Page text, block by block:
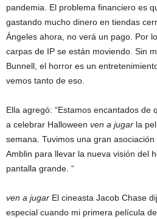
pandemia. El problema financiero es
gastando mucho dinero en tiendas
Ángeles ahora, no verá un pago. Por
carpas de IP se están moviendo. Sin
Bunnell, el horror es un
vemos tanto de eso.
Ella agregó: “Estamos encantados de
a celebrar Halloween ven a jugar la
semana. Tuvimos una gran
Amblin para llevar la nueva visión del
pantalla grande. “
ven a jugar El cineasta Jacob Chase
especial cuando mi primera película